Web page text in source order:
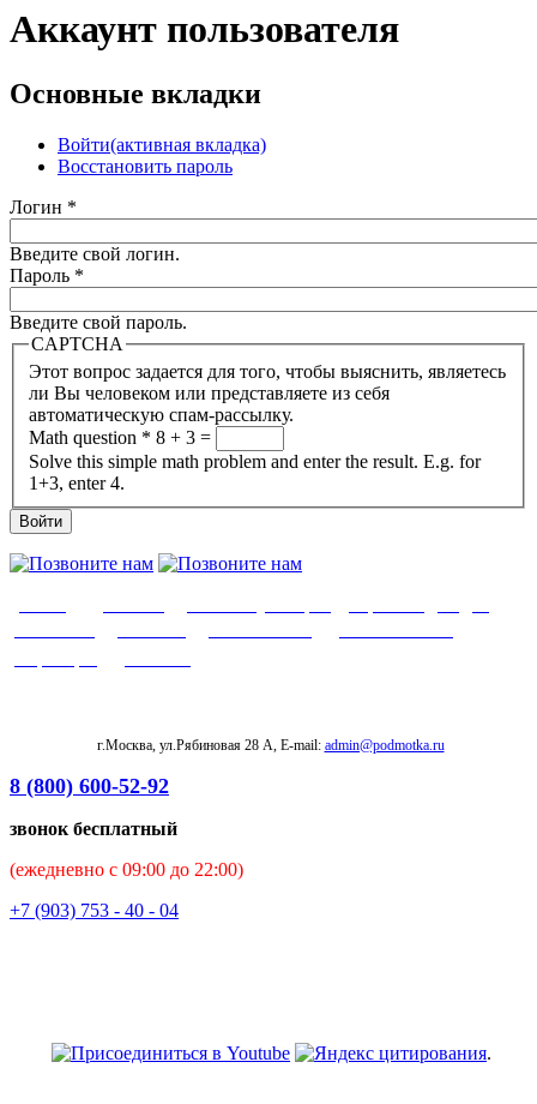
Аккаунт пользователя
Основные вкладки
Войти(активная вкладка)
Восстановить пароль
Логин *
Введите свой логин.
Пароль *
Введите свой пароль.
CAPTCHA
Этот вопрос задается для того, чтобы выяснить, являетесь
ли Вы человеком или представляете из себя
автоматическую спам-рассылку.
Math question * 8 + 3 =
Solve this simple math problem and enter the result. E.g. for
1+3, enter 4.
г.Москва, ул.Рябиновая 28 А, E-mail: admin@podmotka.ru
8 (800) 600-52-92
звонок бесплатный
(ежедневно с 09:00 до 22:00)
+7 (903) 753 - 40 - 04
.